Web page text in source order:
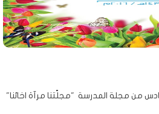
من مجلة المدرسة "مجلّتنا مرآة اخائنا"